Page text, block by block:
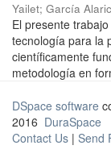
Yailet; García
El presente
tecnología para la
científicamente
metodología en
DSpace software
2016 DuraSpace
Contact Us | Send